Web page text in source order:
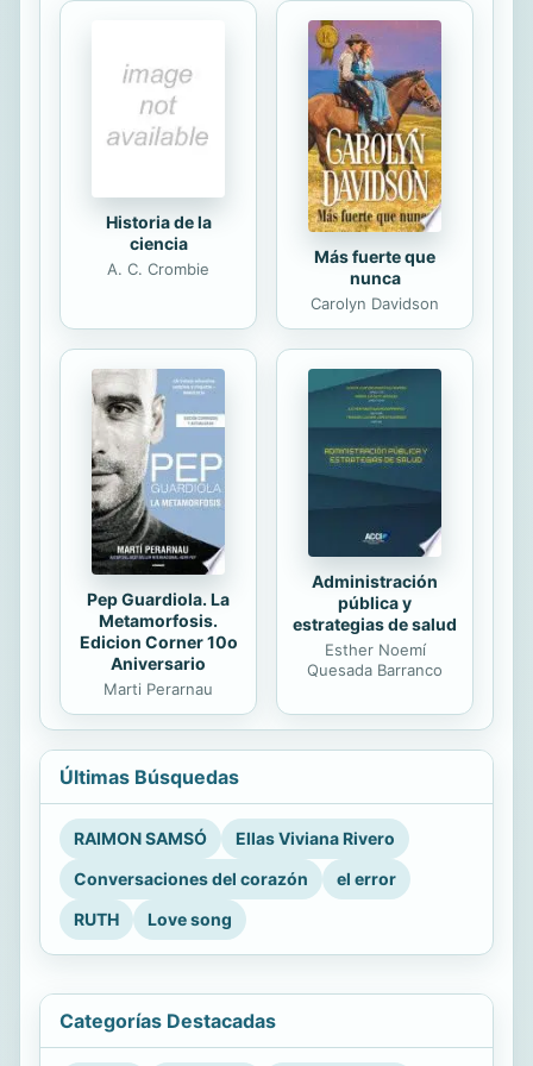
y maestra eximia de alabanzas a
gusto de El, no se ha dignado coger
de la mano al Arte (así, con
mayúscula, y en general, o sea,
todas las artes bellas y buenas) e
introducirlo en el templo y...
Historia de la
ciencia
A. C. Crombie
Más fuerte que
nunca
Carolyn Davidson
Pep Guardiola. La
Metamorfosis.
Edicion Corner 10o
Aniversario
Marti Perarnau
Administración
pública y
estrategias de salud
Esther Noemí
Quesada Barranco
Últimas Búsquedas
RAIMON SAMSÓ
Ellas Viviana Rivero
Conversaciones del corazón
el error
RUTH
Love song
Categorías Destacadas